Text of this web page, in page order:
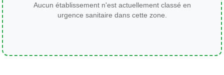
Aucun établissement n'est actuellement classé en
urgence sanitaire dans cette zone.